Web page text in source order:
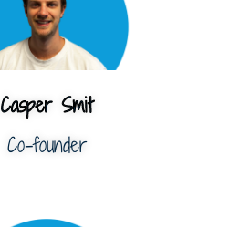
Casper Smit
Co-founder